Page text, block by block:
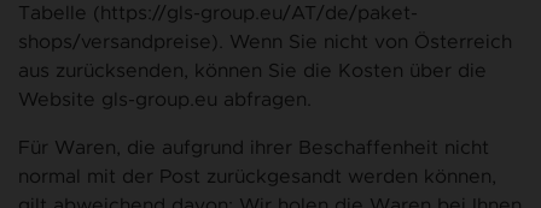
Tabelle (https://gls-group.eu/AT/de/paket-
shops/versandpreise). Wenn Sie nicht von Österreich
aus zurücksenden, können Sie die Kosten über die
Website gls-group.eu abfragen.
Für Waren, die aufgrund ihrer Beschaffenheit nicht
normal mit der Post zurückgesandt werden können,